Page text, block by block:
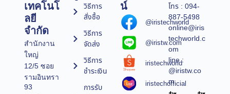
เทคโนโ
ลยี
จำกัด
สำนักงาน
ใหญ่
12/5 ซอย
รามอินทรา
93
วิธีการ
สั่งซื้อ
วิธีการ
จัดส่ง
วิธีการ
ชำระเงิน
การรับ
น์
@iristechworld
@iristw.com
iristechworld
iristechofficial
โทร : 094-
887-5498
online@iris
techworld.c
om
line :
@iristw.co
m